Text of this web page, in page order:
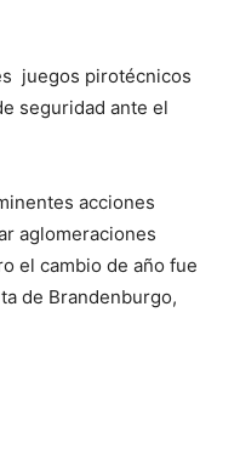
juegos pirotécnicos
seguridad ante el
acciones
aglomeraciones
el cambio de año fue
de Brandenburgo,